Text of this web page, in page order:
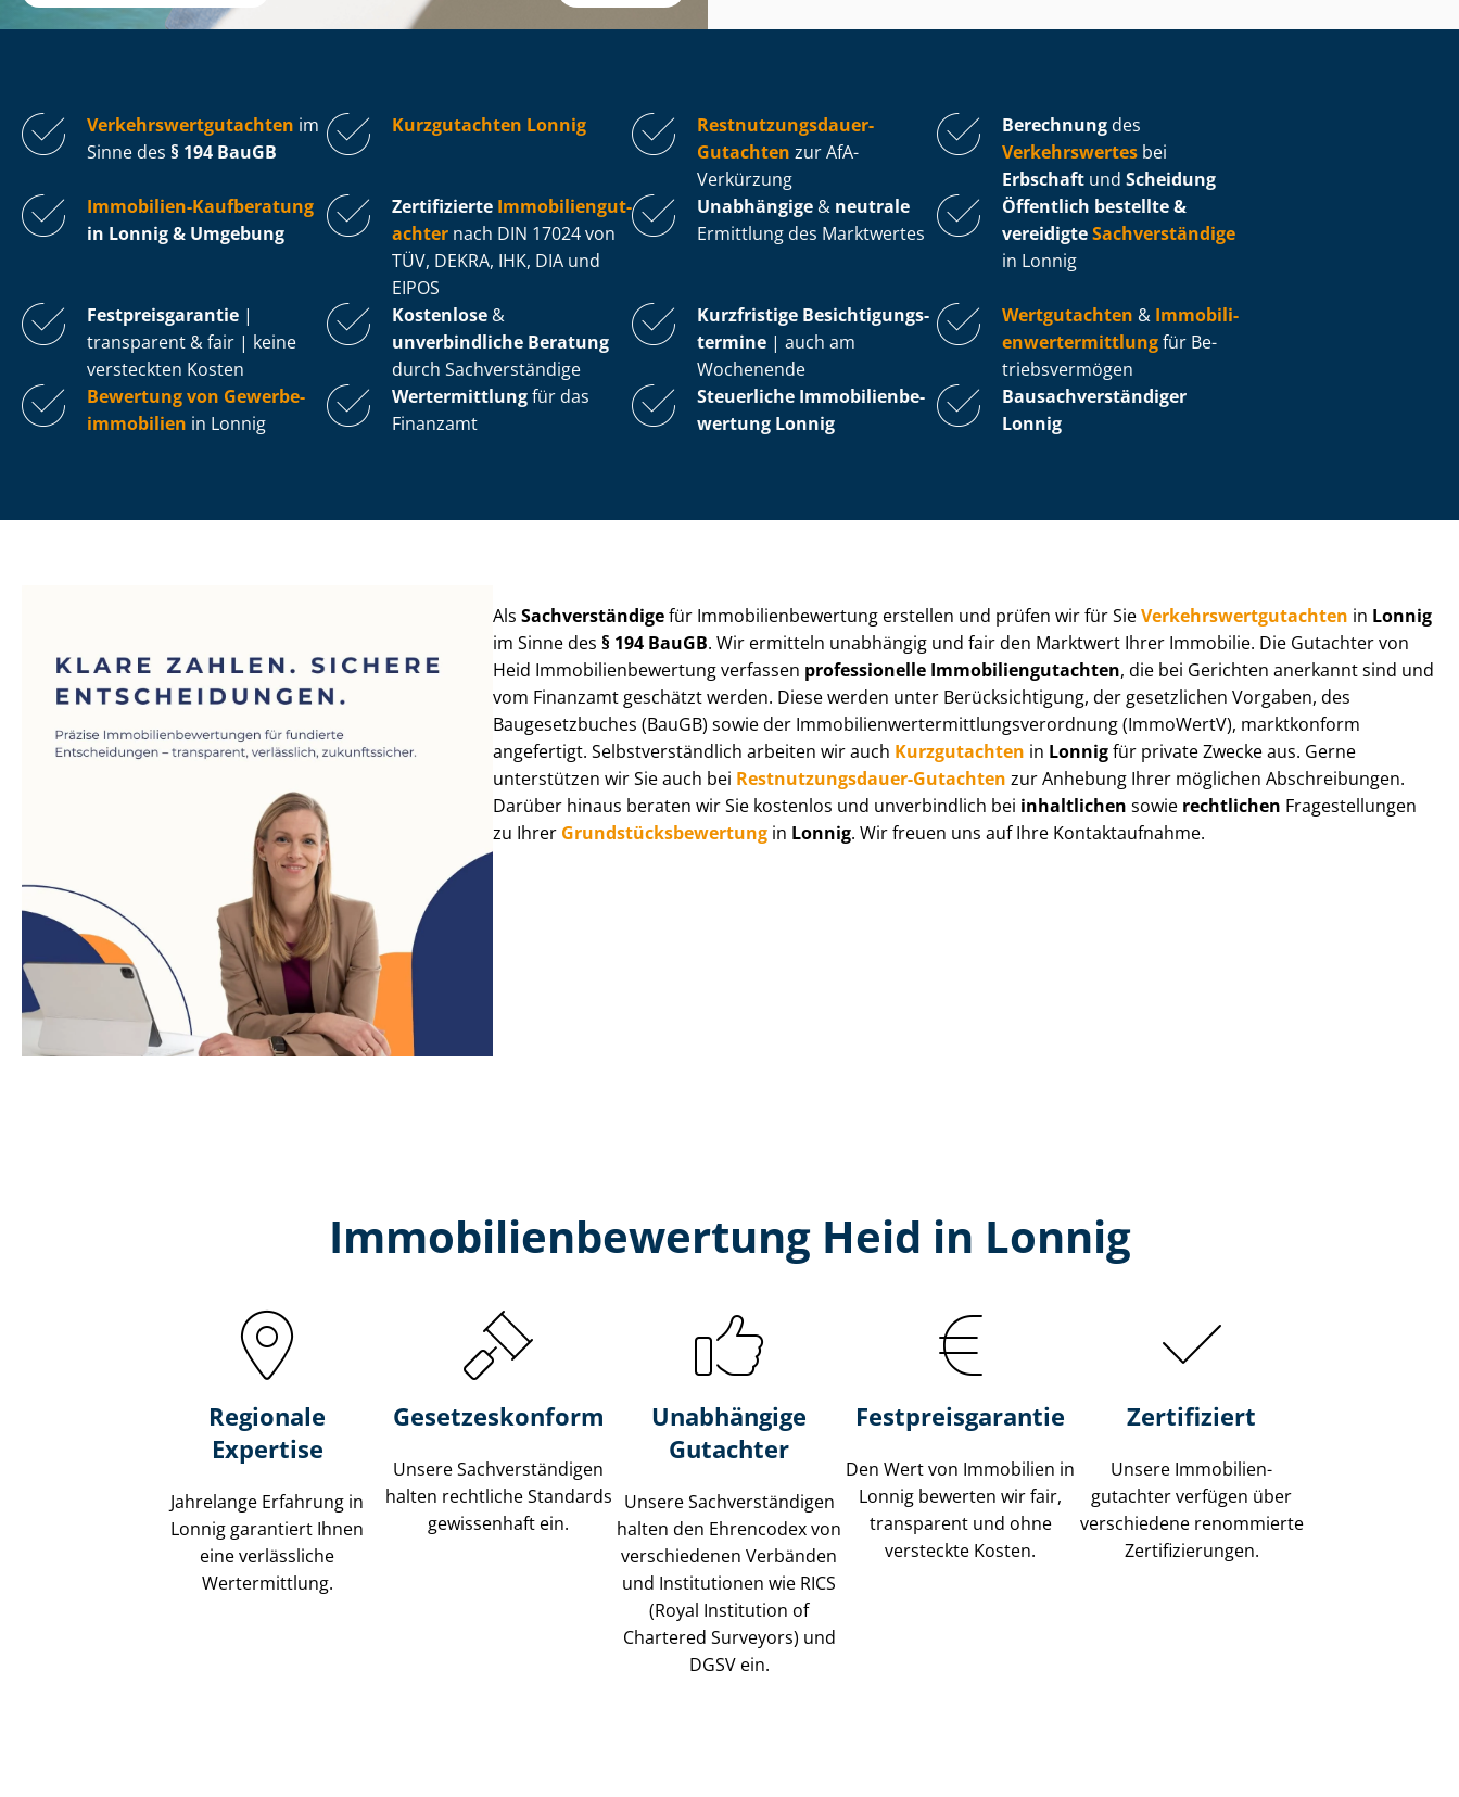
Ver­kehrs­wert­gut­ach­ten im
Sinne des § 194 BauGB
Kurzgutachten Lonnig
Rest­nut­zungs­dau­er-
Gutachten zur AfA-
Verkürzung
Berechnung des
Verkehrswertes bei
Erbschaft und Scheidung
Immobilien-Kaufberatung
in Lonnig & Umgebung
Zertifizierte Im­mo­bi­li­en­gut­
ach­ter nach DIN 17024 von
TÜV, DEKRA, IHK, DIA und
EIPOS
Unabhängige & neutrale
Ermittlung des Marktwertes
Öffentlich bestellte &
vereidigteSachverständige
in Lonnig
Fest­preis­ga­ran­tie |
transparent & fair | keine
versteckten Kosten
Kostenlose &
unverbindliche Beratung
durch Sachverständige
Kurzfristige Be­sich­ti­gungs­
ter­mi­ne | auch am
Wochenende
Wertgutachten & Im­mo­bi­li­
en­wert­ermitt­lungfür Be­
triebs­ver­mö­gen
Bewertung von Ge­wer­be­
im­mo­bi­li­en in Lonnig
Wertermittlungfür das
Finanzamt
Steuerliche Im­mo­bi­li­en­be­
wer­tung Lonnig
Bau­sach­ver­stän­di­ger
Lonnig
AlsSachverständigefür Im­mo­bi­li­en­be­wer­tung erstellen und prüfen wir für SieVer­kehrs­wert­gut­ach­ten in Lonnig
im Sinne des§ 194 BauGB. Wir ermitteln unabhängig und fair den Marktwert Ihrer Immobilie. Die Gutachter von
Heid Im­mo­bi­li­en­be­wer­tung verfassen professionelle Im­mo­bi­li­en­gut­ach­ten, die bei Gerichten anerkannt sind und
vom Finanzamt geschätzt werden. Diese werden unter Be­rück­sich­ti­gung, der gesetzlichen Vorgaben, des
Baugesetzbuches (BauGB) sowie der Im­mo­bi­li­en­wert­ermitt­lungs­ver­ord­nung (ImmoWertV), marktkonform
angefertigt. Selbst­ver­ständ­lich arbeiten wir auch Kurzgutachten in Lonnigfür private Zwecke aus. Gerne
unterstützen wir Sie auch bei Rest­nut­zungs­dau­er-Gutachten zur Anhebung Ihrer möglichen Abschreibungen.
Darüber hinaus beraten wir Sie kostenlos und unverbindlich bei inhaltlichen sowie rechtlichen Fragestellungen
zu Ihrer Grund­stücks­be­wer­tung in Lonnig. Wir freuen uns auf Ihre Kontaktaufnahme.
Immobilien­bewertung Heid in Lonnig
Regionale
Expertise
Jahrelange Erfahrung in
Lonnig garantiert Ihnen
eine verlässliche
Wertermittlung.
Gesetzes­konform
Unsere Sach­ver­stän­di­gen
halten rechtliche Standards
gewissenhaft ein.
Unabhängige
Gutachter
Unsere Sach­ver­stän­di­gen
halten den Ehrencodex von
verschiedenen Verbänden
und Institutionen wie RICS
(Royal Institution of
Chartered Surveyors) und
DGSV ein.
Festpreis​garantie
Den Wert von Immobilien in
Lonnig bewerten wir fair,
transparent und ohne
versteckte Kosten.
Zertifiziert
Unsere Immobilien­
gutachter verfügen über
verschiedene renommierte
Zer­ti­fi­zie­run­gen.